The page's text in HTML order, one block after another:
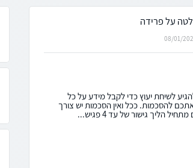
על פרידה
08/01/
לשיחת יעוץ כדי לקבל מידע על כל
להסכמות. ככל ואין הסכמות יש צורך
הליך גישור של עד 4 פגיש...